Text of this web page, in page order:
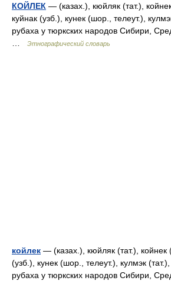
КОЙЛЕК — (казах.), кюйляк (тат.),
куйнак (узб.), кунек (шор., телеут.),
рубаха у тюркских народов Сибири,
Этнографический словарь
койлек — (казах.), кюйляк (тат.), койнек
(узб.), кунек (шор., телеут.), кулмэк
рубаха у тюркских народов Сибири,